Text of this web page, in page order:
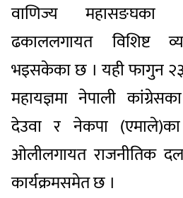
वाणिज्य महासङघका
ढकाललगायत विशिष्ट
भइसकेका छ । यही फागुन
महायज्ञमा नेपाली
देउवा र नेकपा
ओलीलगायत राजनीतिक
कार्यक्रमसमेत छ ।